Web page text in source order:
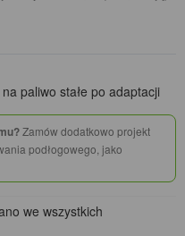
paliwo stałe po adaptacji
Zamów dodatkowo projekt
podłogowego, jako
we wszystkich